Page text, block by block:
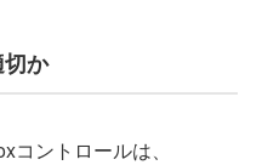
か
ントロールは、